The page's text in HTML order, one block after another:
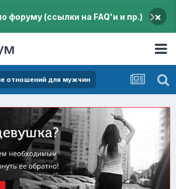
форуму (ссылки на FAQ'и и пр.) ×
отношений для мужчин